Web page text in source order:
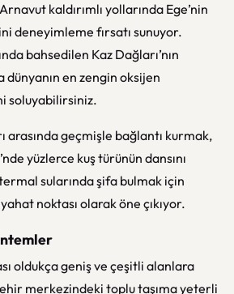
kaldırımlı yollarında Ege’nin
deneyimleme fırsatı sunuyor.
bahsedilen Kaz Dağları’nın
dünyanın en zengin oksijen
soluyabilirsiniz.
arasında geçmişle bağlantı kurmak,
yüzlerce kuş türünün dansını
sularında şifa bulmak için
noktası olarak öne çıkıyor.
oldukça geniş ve çeşitli alanlara
merkezindeki toplu taşıma yeterli